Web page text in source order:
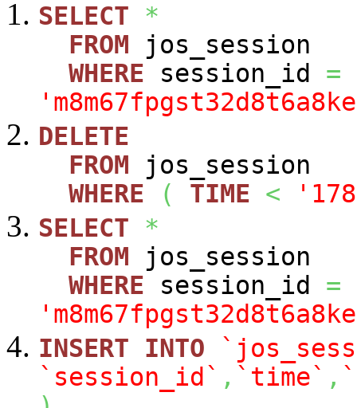
SELECT
*
FROM jos_session
WHERE session_id =
DELETE
FROM jos_session
WHERE
( TIME <
SELECT
*
FROM jos_session
WHERE session_id =
INSERT
INTO
`session_id` , `time` ,